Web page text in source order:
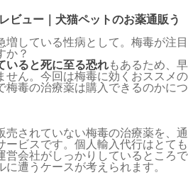
ビュー｜犬猫ペットのお薬通販う
増している性病として。梅毒が注目
か？
いると死に至る恐れもあるため、早
せん。今回は梅毒に効くおススメの
梅毒の治療薬は購入できるのかにつ
されていない梅毒の治療薬を、通
ービスです。個人輸入代行はとても
営会社がしっかりしているところで
遭うケースが考えられます。